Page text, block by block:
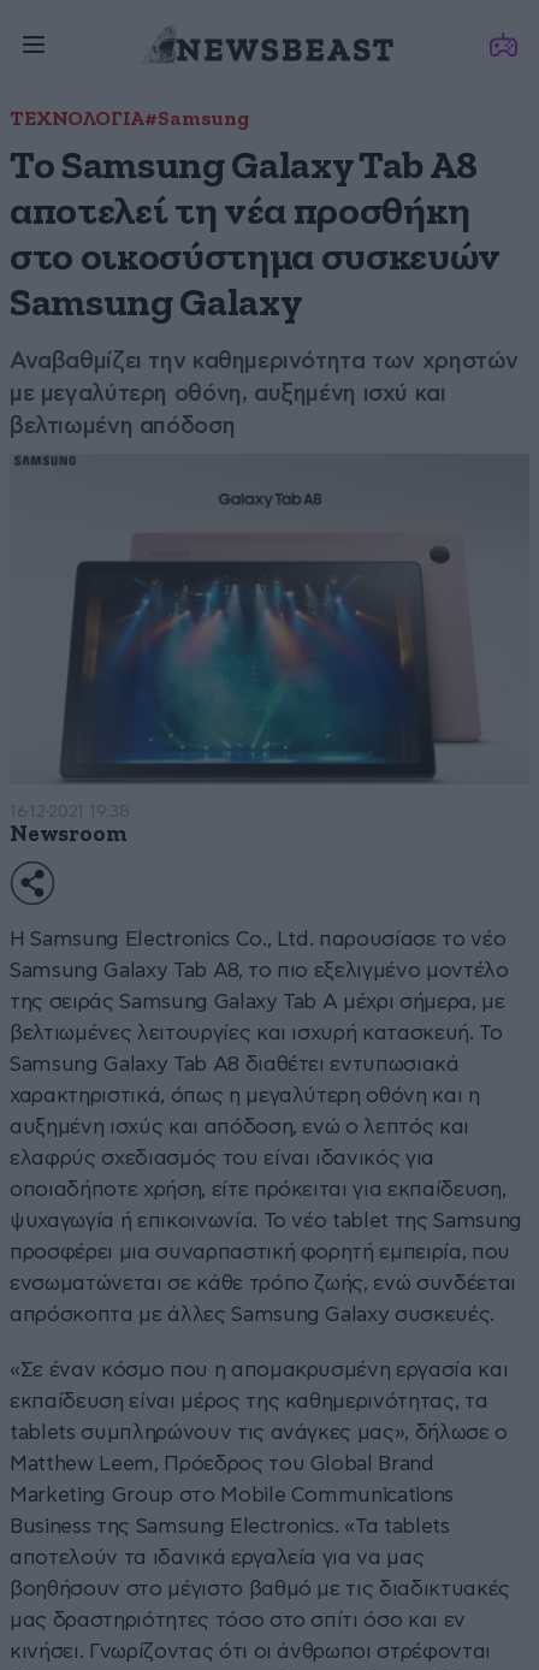
ΤΕΧΝΟΛΟΓΙΑ#Samsung
Το Samsung Galaxy Tab A8
αποτελεί τη νέα προσθήκη
στο οικοσύστημα συσκευών
Samsung Galaxy
Αναβαθμίζει την καθημερινότητα των χρηστών
με μεγαλύτερη οθόνη, αυξημένη ισχύ και
βελτιωμένη απόδοση
16·12·2021 19:38
Newsroom
Η Samsung Electronics Co., Ltd. παρουσίασε το νέο
Samsung Galaxy Tab A8, το πιο εξελιγμένο μοντέλο
της σειράς Samsung Galaxy Tab A μέχρι σήμερα, με
βελτιωμένες λειτουργίες και ισχυρή κατασκευή. Το
Samsung Galaxy Tab A8 διαθέτει εντυπωσιακά
χαρακτηριστικά, όπως η μεγαλύτερη οθόνη και η
αυξημένη ισχύς και απόδοση, ενώ ο λεπτός και
ελαφρύς σχεδιασμός του είναι ιδανικός για
οποιαδήποτε χρήση, είτε πρόκειται για εκπαίδευση,
ψυχαγωγία ή επικοινωνία. Το νέο tablet της Samsung
προσφέρει μια συναρπαστική φορητή εμπειρία, που
ενσωματώνεται σε κάθε τρόπο ζωής, ενώ συνδέεται
απρόσκοπτα με άλλες Samsung Galaxy συσκευές.
«Σε έναν κόσμο που η απομακρυσμένη εργασία και
εκπαίδευση είναι μέρος της καθημερινότητας, τα
tablets συμπληρώνουν τις ανάγκες μας», δήλωσε ο
Matthew Leem, Πρόεδρος του Global Brand
Marketing Group στο Mobile Communications
Business της Samsung Electronics. «Τα tablets
αποτελούν τα ιδανικά εργαλεία για να μας
βοηθήσουν στο μέγιστο βαθμό με τις διαδικτυακές
μας δραστηριότητες τόσο στο σπίτι όσο και εν
κινήσει. Γνωρίζοντας ότι οι άνθρωποι στρέφονται